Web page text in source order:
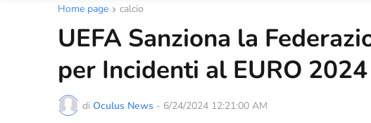
Home page calcio
UEFA Sanziona la
per Incidenti al EURO 2024
di Oculus News - 6/24/2024 12:21:00 AM